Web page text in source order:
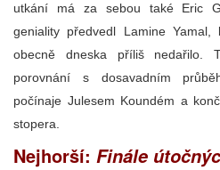
utkání má za sebou také Eric
geniality předvedl Lamine
obecně dneska příliš nedařilo.
porovnání s dosavadním
počínaje Julesem Koundém a
stopera.
Nejhorší: Finále